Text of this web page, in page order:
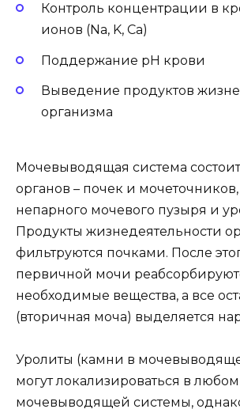
Контроль концентрации в
ионов (Na, K, Ca)
Поддержание рН крови
Выведение продуктов
организма
Мочевыводящая система
органов – почек и мочеточников,
непарного мочевого пузыря и
Продукты жизнедеятельности
фильтруются почками. После
первичной мочи
необходимые вещества, а все
(вторичная моча) выделяется
Уролиты (камни в
могут локализироваться в любом
мочевыводящей системы,